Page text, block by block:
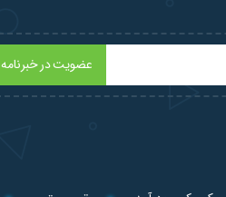
عضویت در خبرنامه